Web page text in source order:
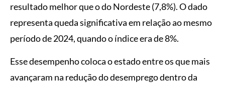
resultado melhor que o do Nordeste (7,8%). O dado
representa queda significativa em relação ao mesmo
período de 2024, quando o índice era de 8%.
Esse desempenho coloca o estado entre os que mais
avançaram na redução do desemprego dentro da